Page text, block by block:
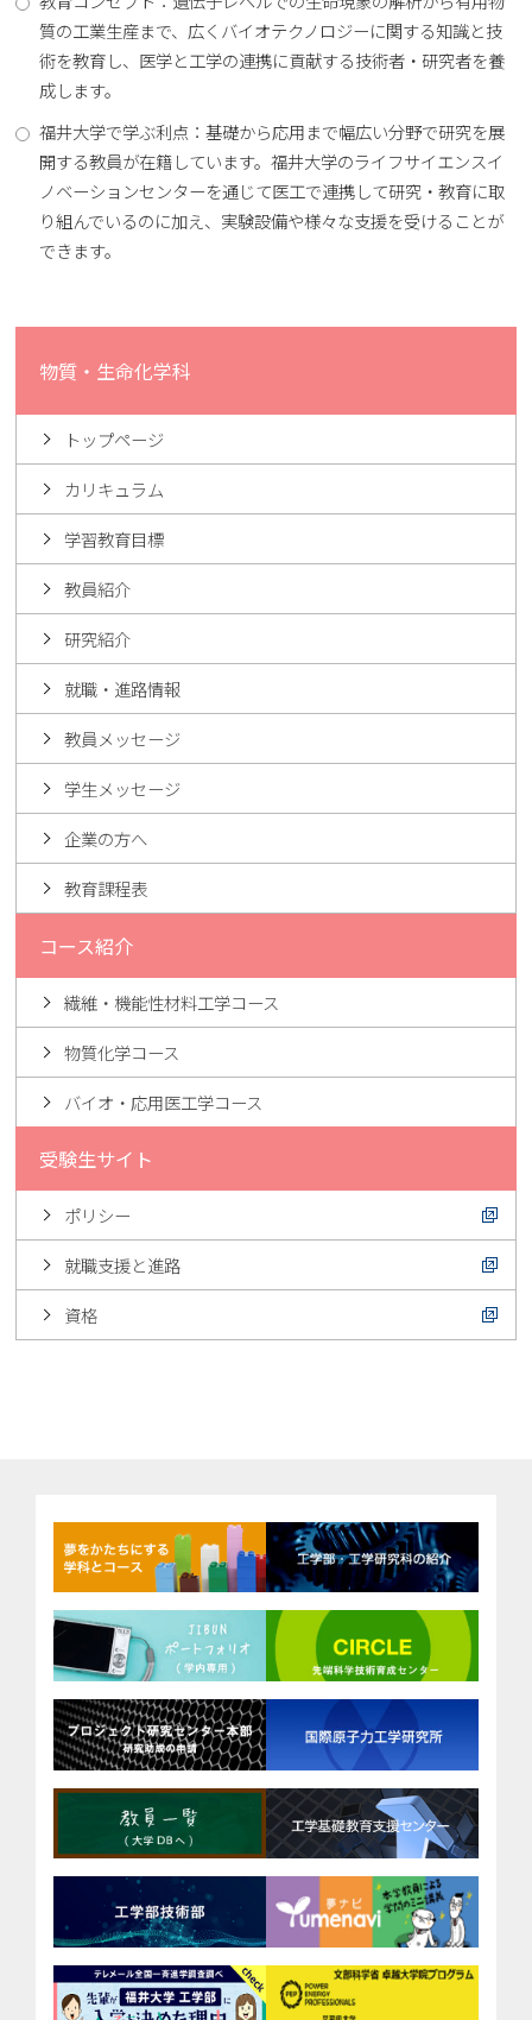
質の工業生産まで、広くバイオテクノロジーに関する知識と技
術を教育し、医学と工学の連携に貢献する技術者・研究者を養
成します。
福井大学で学ぶ利点：基礎から応用まで幅広い分野で研究を展
開する教員が在籍しています。福井大学のライフサイエンスイ
ノベーションセンターを通じて医工で連携して研究・教育に取
り組んでいるのに加え、実験設備や様々な支援を受けることが
できます。
物質・生命化学科
トップページ
カリキュラム
学習教育目標
教員紹介
研究紹介
就職・進路情報
教員メッセージ
学生メッセージ
企業の方へ
教育課程表
コース紹介
繊維・機能性材料工学コース
物質化学コース
バイオ・応用医工学コース
受験生サイト
ポリシー
就職支援と進路
資格